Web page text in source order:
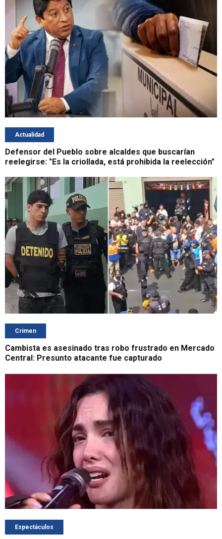
Actualidad
Defensor del Pueblo sobre alcaldes que buscarían
reelegirse: "Es la criollada, está prohibida la reelección"
Crimen
Cambista es asesinado tras robo frustrado en Mercado
Central: Presunto atacante fue capturado
Espectáculos